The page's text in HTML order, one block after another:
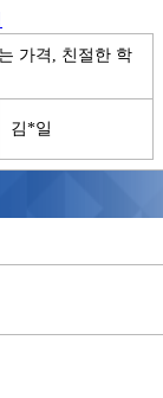
가격, 친절한 학
김*일